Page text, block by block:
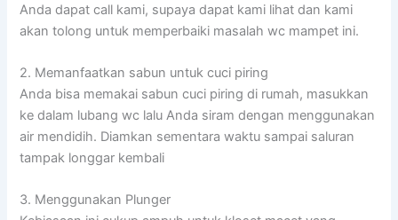
Anda dapat call kami, supaya dapat kami lihat dan kami
akan tolong untuk memperbaiki masalah wc mampet ini.
2. Memanfaatkan sabun untuk cuci piring
Anda bisa memakai sabun cuci piring di rumah, masukkan
ke dalam lubang wc lalu Anda siram dengan menggunakan
air mendidih. Diamkan sementara waktu sampai saluran
tampak longgar kembali
3. Menggunakan Plunger